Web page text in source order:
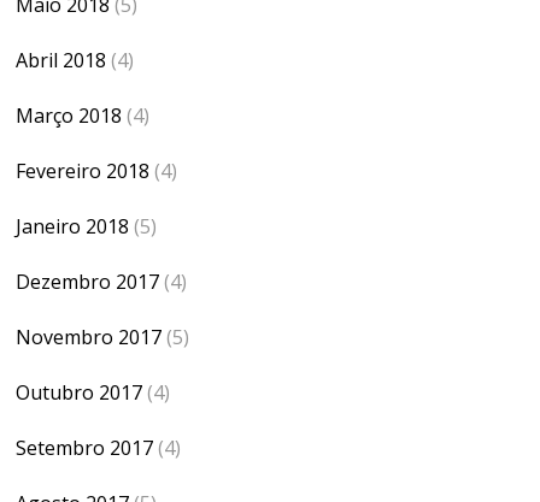
Abril 2018 (4)
Março 2018 (4)
Fevereiro 2018 (4)
Janeiro 2018 (5)
Dezembro 2017(4)
Novembro 2017(5)
Outubro 2017(4)
Setembro 2017(4)